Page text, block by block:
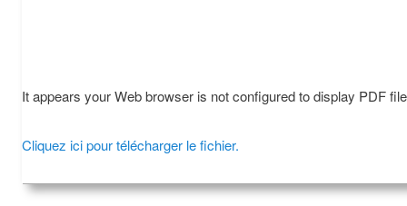
It appears your Web browser is not configured to display PDF
Cliquez ici pour télécharger le fichier.